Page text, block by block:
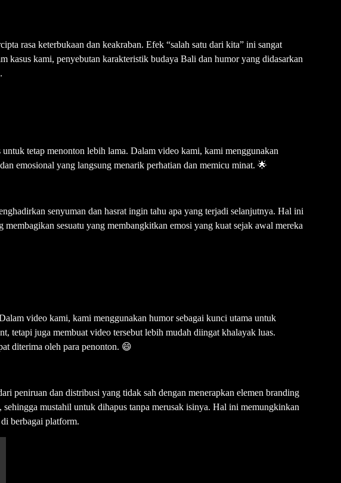
rasa keterbukaan dan keakraban. Efek “salah satu dari kita” ini sangat
kasus kami, penyebutan karakteristik budaya Bali dan humor yang didasarkan
tetap menonton lebih lama. Dalam video kami, kami menggunakan
emosional yang langsung menarik perhatian dan memicu minat. 🌟
senyuman dan hasrat ingin tahu apa yang terjadi selanjutnya. Hal ini
sesuatu yang membangkitkan emosi yang kuat sejak awal mereka
video kami, kami menggunakan humor sebagai kunci utama untuk
tetapi juga membuat video tersebut lebih mudah diingat khalayak luas.
diterima oleh para penonton. 😄
peniruan dan distribusi yang tidak sah dengan menerapkan elemen branding
mustahil untuk dihapus tanpa merusak isinya. Hal ini memungkinkan
berbagai platform.